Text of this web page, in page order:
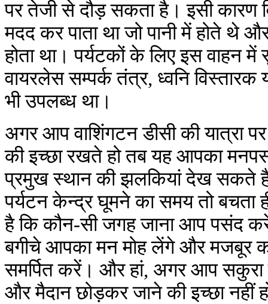
पर तेजी से दौड़ सकता है। इसी कारण
मदद कर पाता था जो पानी में होते थे
होता था। पर्यटकों के लिए इस वाहन
वायरलेस सम्पर्क तंत्र, ध्वनि
भी उपलब्ध था।
अगर आप वाशिंगटन डीसी की यात्रा
की इच्छा रखते हो तब यह आपका
प्रमुख स्थान की झलकियां देख सकते
पर्यटन केन्द्र घूमने का समय तो
है कि कौन-सी जगह जाना आप पसंद
बगीचे आपका मन मोह लेंगे और मजबूर
समर्पित करें। और हां, अगर आप सकुरा
और मैदान छोड़कर जाने की इच्छा नहीं